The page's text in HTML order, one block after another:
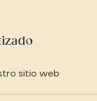
sitio web